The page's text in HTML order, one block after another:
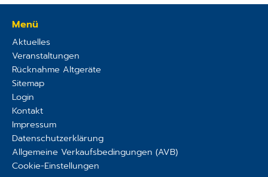
Menü
Aktuelles
Veranstaltungen
Rücknahme Altgeräte
Sitemap
Login
Kontakt
Impressum
Datenschutzerklärung
Allgemeine Verkaufsbedingungen (AVB)
Cookie-Einstellungen